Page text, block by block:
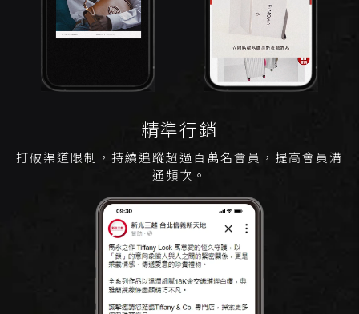
精準行銷
打破渠道限制，持續追蹤超過百萬名會員，提高會員溝
通頻次。